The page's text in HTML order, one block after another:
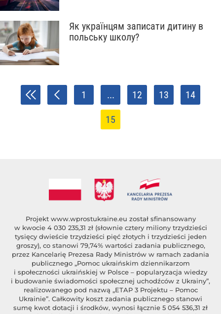
Як українцям записати дитину в
польську школу?
1 ... 12 13 14
15
Projekt www.wprostukraine.eu został sfinansowany
w kwocie 4 030 235,31 zł (słownie cztery miliony trzydzieści
tysięcy dwieście trzydzieści pięć złotych i trzydzieści jeden
groszy), co stanowi 79,74% wartości zadania publicznego,
przez Kancelarię Prezesa Rady Ministrów w ramach zadania
publicznego „Pomoc ukraińskim dziennikarzom
i społeczności ukraińskiej w Polsce – popularyzacja wiedzy
i budowanie świadomości społecznej uchodźców z Ukrainy”,
realizowanego pod nazwą „ETAP 3 Projektu – Pomoc
Ukrainie”. Całkowity koszt zadania publicznego stanowi
sumę kwot dotacji i środków, wynosi łącznie 5 054 536,31 zł